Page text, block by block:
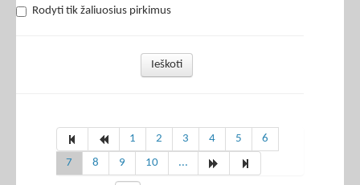
Rodyti tik žaliuosius pirkimus
Ieškoti
1 2 3 4 5
6
7
8 9 10 ...